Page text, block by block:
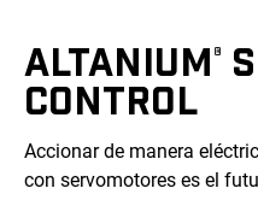
ALTANIUM ®
CONTROL
Accionar de manera
con servomotores es el